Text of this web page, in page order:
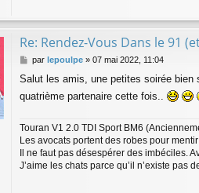
Re: Rendez-Vous Dans le 91
M
s
s
e
par lepoulpe» 07 mai 2022, 11:04
Salut les amis, une petites soirée bien
quatrième partenaire cette fois..
Touran V1 2.0 TDI Sport BM6
Les avocats portent des robes pour
Il ne faut pas désespérer des imbéciles.
J’aime les chats parce qu’il n’existe pas